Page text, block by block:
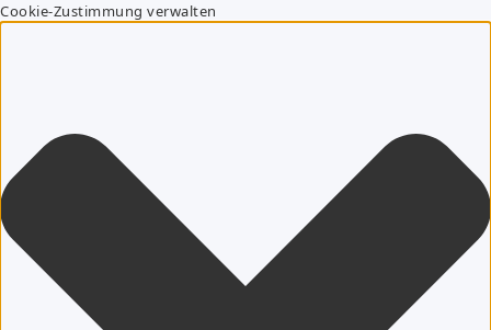
Cookie-Zustimmung verwalten